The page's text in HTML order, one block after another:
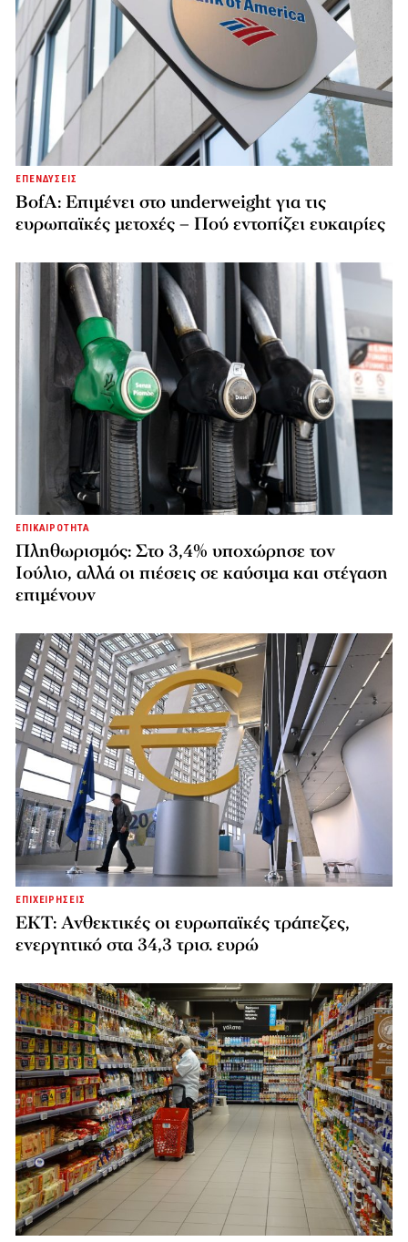
ΕΠΕΝΔΥΣΕΙΣ
BofA: Επιμένει στο underweight για τις
ευρωπαϊκές μετοχές – Πού εντοπίζει ευκαιρίες
ΕΠΙΚΑΙΡΟΤΗΤΑ
Πληθωρισμός: Στο 3,4% υποχώρησε τον
Ιούλιο, αλλά οι πιέσεις σε καύσιμα και στέγαση
επιμένουν
ΕΠΙΧΕΙΡΗΣΕΙΣ
ΕΚΤ: Ανθεκτικές οι ευρωπαϊκές τράπεζες,
ενεργητικό στα 34,3 τρισ. ευρώ